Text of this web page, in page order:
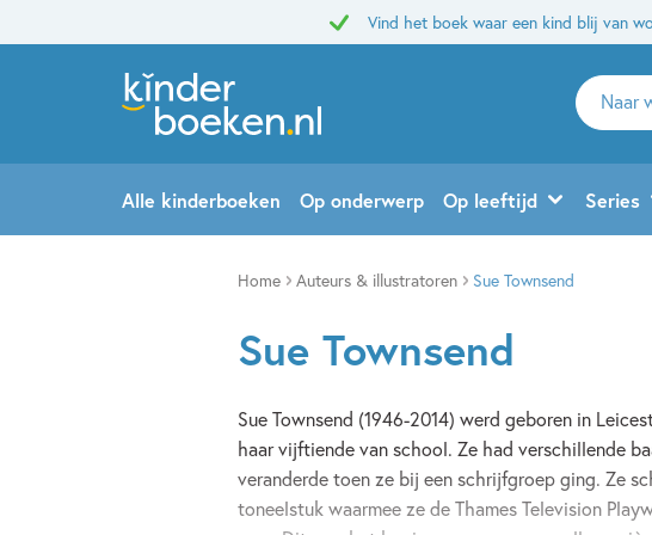
Vind het boek waar een kind blij van
Zoeken
naar
en
uitgevers
Alle kinderboeken Op onderwerp Op leeftijd Series
Home Auteurs & illustratoren Sue Townsend
Sue Townsend
Sue Townsend (1946-2014) werd geboren in
haar vijftiende van school. Ze had verschillende
veranderde toen ze bij een schrijfgroep ging. Ze
toneelstuk waarmee ze de Thames Television